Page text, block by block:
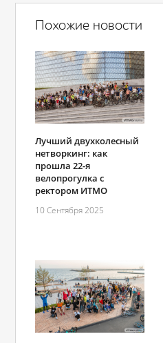
Похожие новости
Лучший двухколесный
нетворкинг: как
прошла 22-я
велопрогулка с
ректором ИТМО
10 Сентября 2025